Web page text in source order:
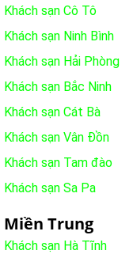
Khách sạn Cô Tô
Khách sạn Ninh Bình
Khách sạn Hải Phòng
Khách sạn Bắc Ninh
Khách sạn Cát Bà
Khách sạn Vân Đồn
Khách sạn Tam đào
Khách sạn Sa Pa
Miền Trung
Khách sạn Hà Tĩnh